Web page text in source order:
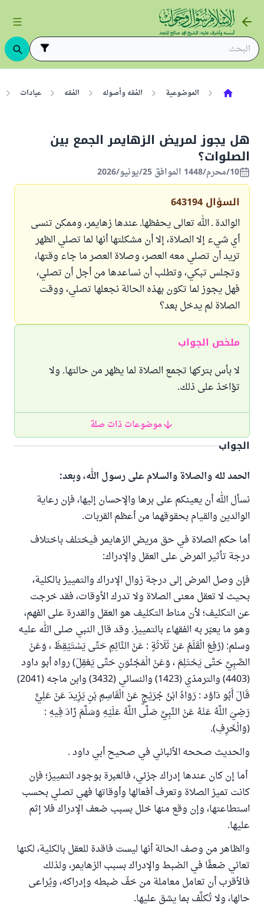
الموضوعية الفقه وأصوله الفقه عبادات
هل يجوز لمريض الزهايمر الجمع بين
الصلوات؟
10/محرم/1448 الموافق 25/يونيو/2026
السؤال 643194
الوالدة ـ الله تعالى يحفظهاـ عندها زهايمر، وممكن تنسى
أي شيء إلا الصلاة، إلا أن مشكلتها أنها لما تصلي الظهر
تريد أن تصلي معه العصر، وصلاة العصر ما جاء وقتها،
وتجلس تبكي، وتطلب أن نساعدها من أجل أن تصلي،
فهل يجوز لما تكون بهذه الحالة نجعلها تصلي، ووقت
الصلاة لم يدخل بعد؟
ملخص الجواب
لا بأس بتركها تجمع الصلاة لما يظهر من حالتها. ولا
تؤاخذ على ذلك.
موضوعات ذات صلة
الجواب
الحمد لله والصلاة والسلام على رسول الله، وبعد:
نسأل الله أن يعينكم على برها والإحسان إليها، فإن رعاية
الوالدين والقيام بحقوقهما من أعظم القربات.
أما حكم الصلاة في حق مريض الزهايمر فيختلف باختلاف
درجة تأثير المرض على العقل والإدراك:
فإن وصل المرض إلى درجة زوال الإدراك والتمييز بالكلية،
بحيث لا تعقل معنى الصلاة ولا تدرك الأوقات، فقد خرجت
عن التكليف؛ لأن مناط التكليف هو العقل والقدرة على الفهم،
وهو ما يعبّر به الفقهاء بالتمييز. وقد قال النبي صلى الله عليه
وسلم: (رُفِعَ الْقَلَمُ عَنْ ثَلَاثَةٍ : عَنْ النَّائِمِ حَتَّى يَسْتَيْقِظَ ، وَعَنْ
الصَّبِيِّ حَتَّى يَحْتَلِمَ ، وَعَنْ الْمَجْنُونِ حَتَّى يَعْقِلَ) رواه أبو داود
(4403) والترمذي (1423) والنسائي (3432) وابن ماجه (2041)
قَالَ أَبُو دَاوُد : رَوَاهُ ابْنُ جُرَيْجٍ عَنْ الْقَاسِمِ بْنِ يَزِيدَ عَنْ عَلِيٍّ
رَضِيَ اللَّهُ عَنْهُ عَنْ النَّبِيِّ صَلَّى اللَّهُ عَلَيْهِ وَسَلَّمَ زَادَ فِيهِ :
(وَالْخَرِفِ).
والحديث صححه الألباني في صحيح أبي داود .
أما إن كان عندها إدراك جزئي، فالعبرة بوجود التمييز؛ فإن
كانت تميز الصلاة وتعرف أفعالها وأوقاتها فهي تصلي بحسب
استطاعتها، وإن وقع منها خلل بسبب ضعف الإدراك فلا إثم
عليها.
والظاهر من وصف الحالة أنها ليست فاقدة للعقل بالكلية، لكنها
تعاني ضعفًا في الضبط والإدراك بسبب الزهايمر، ولذلك
فالأقرب أن تعامل معاملة من خفّ ضبطه وإدراكه، ويُراعى
حالها، ولا تُكلَّف بما يشق عليها.